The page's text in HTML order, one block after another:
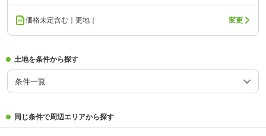
価格未定含む｜更地｜ 変更
土地を条件から探す
条件一覧
同じ条件で周辺エリアから探す